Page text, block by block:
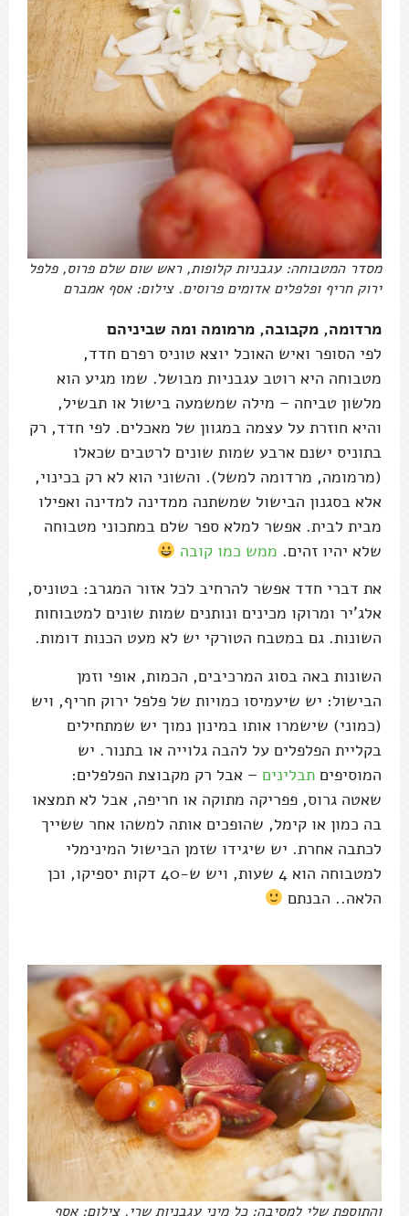
מסדר המטבוחה: עגבניות קלופות, ראש שום שלם פרוס, פלפל
ירוק חריף ופלפלים אדומים פרוסים. צילום: אסף אמברם
מרדומה, מקבובה, מרמומה ומה שביניהם
לפי הסופר ואיש האוכל יוצא טוניס רפרם חדד,
מטבוחה היא רוטב עגבניות מבושל. שמו מגיע הוא
מלשון טביחה – מילה שמשמעה בישול או תבשיל,
והיא חוזרת על עצמה במגוון של מאכלים. לפי חדד, רק
בתוניס ישנם ארבע שמות שונים לרטבים שכאלו
(מרמומה, מרדומה למשל). והשוני הוא לא רק בכינוי,
אלא בסגנון הבישול שמשתנה ממדינה למדינה ואפילו
מבית לבית. אפשר למלא ספר שלם במתכוני מטבוחה
שלא יהיו זהים. ממש כמו קובה
את דברי חדד אפשר להרחיב לכל אזור המגרב: בטוניס,
אלג'יר ומרוקו מכינים ונותנים שמות שונים למטבוחות
השונות. גם במטבח הטורקי יש לא מעט הכנות דומות.
השונות באה בסוג המרכיבים, הכמות, אופי וזמן
הבישול: יש שיעמיסו כמויות של פלפל ירוק חריף, ויש
(כמוני) שישמרו אותו במינון נמוך יש שמתחילים
בקליית הפלפלים על להבה גלוייה או בתנור. יש
המוסיפים תבלינים – אבל רק מקבוצת הפלפלים:
שאטה גרוס, פפריקה מתוקה או חריפה, אבל לא תמצאו
בה כמון או קימל, שהופכים אותה למשהו אחר ששייך
לכתבה אחרת. יש שיגידו שזמן הבישול המינימלי
למטבוחה הוא 4 שעות, ויש ש-40 דקות יספיקו, וכן
הלאה.. הבנתם
והתוספת שלי למסיבה: כל מיני עגבניות שרי. צילום: אסף